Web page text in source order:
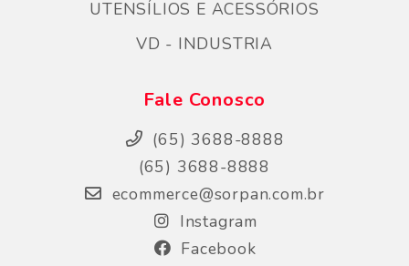
UTENSÍLIOS E ACESSÓRIOS
VD - INDUSTRIA
Fale Conosco
(65) 3688-8888
(65) 3688-8888
ecommerce@sorpan.com.br
Instagram
Facebook